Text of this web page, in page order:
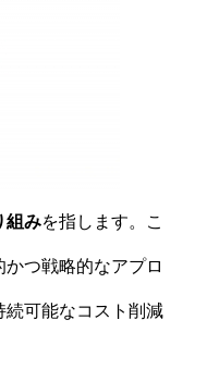
組みを指します。こ
つ戦略的なアプロ
続可能なコスト削減